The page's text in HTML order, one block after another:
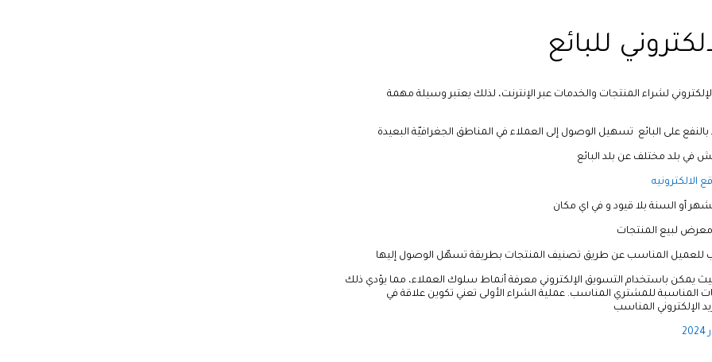
للبائع
لشراء المنتجات والخدمات عبر الإنترنت، لذلك يعتبر وسيلة مهمة
بالنفع على البائع تسهيل الوصول إلى العملاء في المناطق الجغرافيّة البعيدة
في بلد مختلف عن بلد البائع
الالكترونيه
أو السنة بلا قيود و في اي مكان
معرض لبيع المنتجات
للعميل المناسب عن طريق تصنيف المنتجات بطريقة تسهّل الوصول إليها
يمكن باستخدام التسويق الإلكتروني معرفة أنماط سلوك العملاء، مما يؤدي ذلك
المناسبة للمشتري المناسب. عملية الشراء الأولى تعني تكوين علاقة في
الإلكتروني المناسب